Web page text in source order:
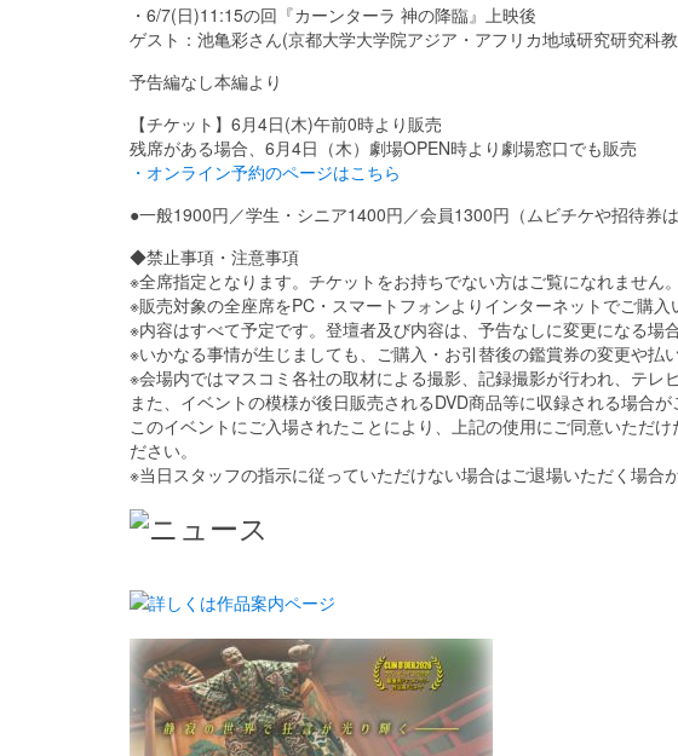
・6/7(日)11:15の回『カーンターラ 神の降臨』上映後
ゲスト：池亀彩さん(京都大学大学院アジア・アフリカ地域研究研究科
予告編なし本編より
【チケット】6月4日(木)午前0時より販売
残席がある場合、6月4日（木）劇場OPEN時より劇場窓口でも販売
・オンライン予約のページはこちら
●一般1900円／学生・シニア1400円／会員1300円（ムビチケや招待券は
◆禁止事項・注意事項
※全席指定となります。チケットをお持ちでない方はご覧になれません。
※販売対象の全座席をPC・スマートフォンよりインターネットでご購
※内容はすべて予定です。登壇者及び内容は、予告なしに変更になる場
※いかなる事情が生じましても、ご購入・お引替後の鑑賞券の変更や払
※会場内ではマスコミ各社の取材による撮影、記録撮影が行われ、テレ
また、イベントの模様が後日販売されるDVD商品等に収録される場合
このイベントにご入場されたことにより、上記の使用にご同意いただ
ださい。
※当日スタッフの指示に従っていただけない場合はご退場いただく場合が